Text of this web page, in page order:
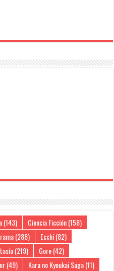
(143) Ciencia Ficción(158)
(288) Ecchi(82)
(219) Gore(42)
(49) Kara no Kyoukai Saga(11)